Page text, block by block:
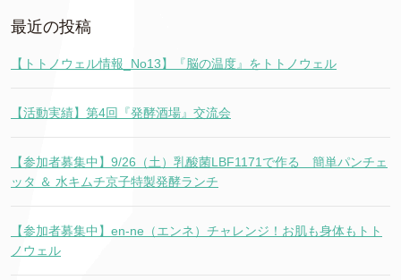
最近の投稿
【トトノウェル情報_No13】『脳の温度』をトトノウェル
【活動実績】第4回『発酵酒場』交流会
【参加者募集中】9/26（土）乳酸菌LBF1171で作る 簡単パンチェ
ッタ ＆ 水キムチ京子特製発酵ランチ
【参加者募集中】en-ne（エンネ）チャレンジ！お肌も身体もトト
ノウェル